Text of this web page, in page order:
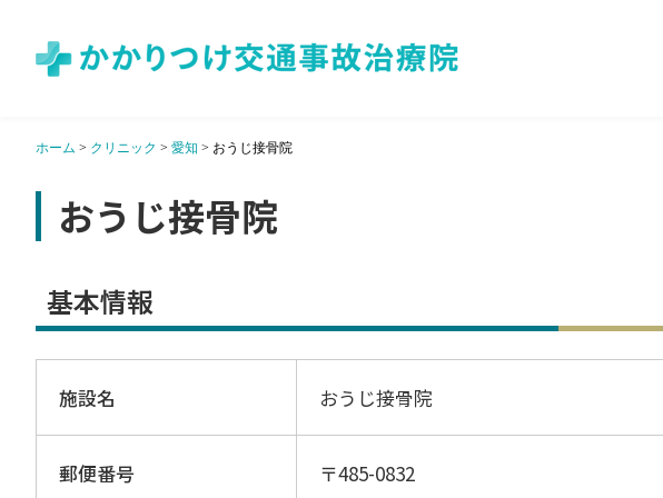
ホーム > クリニック > 愛知 > おうじ接骨院
おうじ接骨院
基本情報
施設名 おうじ接骨院
郵便番号 〒485-0832